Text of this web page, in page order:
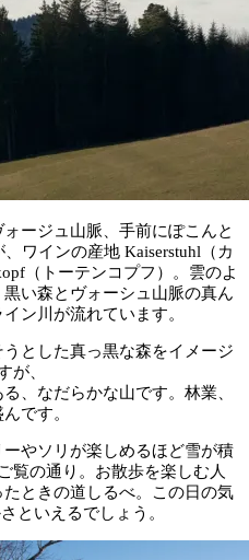
ージュ山脈、手前にぽこんと
ワインの産地 Kaiserstuhl（カ
（トーテンコプフ）。雲のよ
い森とヴォーシュ山脈の真ん
ン川が流れています。
とした真っ黒な森をイメージ
が、
、なだらかな山です。林業、
です。
やソリが楽しめるほど雪が積
覧の通り。お散歩を楽しむ人
ときの道しるべ。この日の気
といえるでしょう。